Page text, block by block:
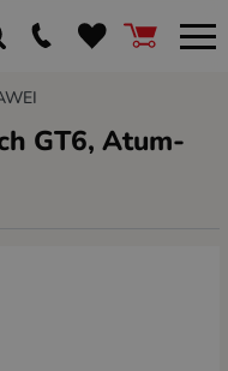
GT6, Atum-